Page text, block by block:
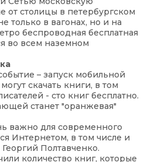
от столицы в петербургском
только в вагонах, но и на
беспроводная бесплатная
во всем наземном
– запуск мобильной
скачать книги, в том
- сто книг бесплатно.
станет "оранжевая"
важно для современного
Интернетом, в том числе и
Полтавченко.
количество книг, которые